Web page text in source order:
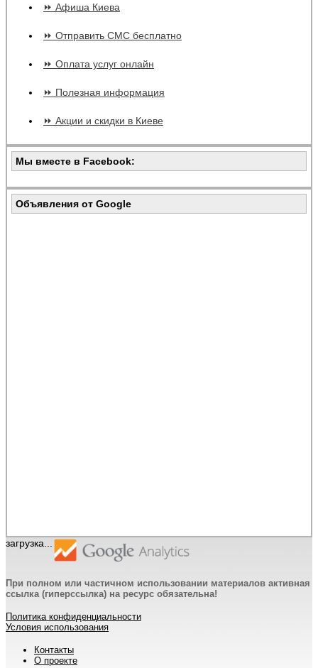
⏩ Афиша Киева
⏩ Отправить СМС бесплатно
⏩ Оплата услуг онлайн
⏩ Полезная информация
⏩ Акции и скидки в Киеве
Мы вместе в Facebook:
Объявления от Google
загрузка...
При полном или частичном использовании материалов активная
ссылка (гиперссылка) на ресурс обязательна!
Политика конфиденциальности
Условия использования
Контакты
О проекте